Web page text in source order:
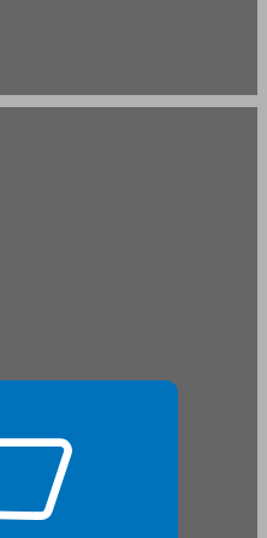
1. חוויית המלחמה של היהודים ... 18